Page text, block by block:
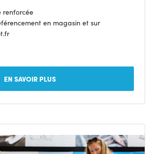
renforcée
en magasin et sur
EN SAVOIR PLUS